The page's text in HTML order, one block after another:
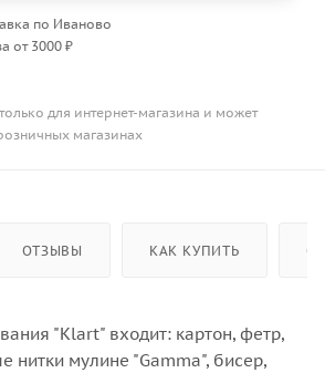
по Иваново
от 3000 ₽
для интернет-магазина и может
магазинах
ОТЗЫВЫ КАК КУПИТЬ
"Klart" входит: картон, фетр,
нитки мулине "Gamma", бисер,